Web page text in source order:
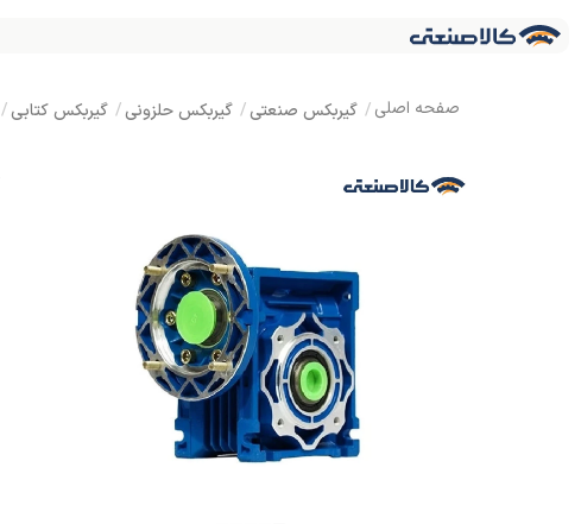
گیربکس صنعتی گیربکس حلزونی گیربکس کتابی